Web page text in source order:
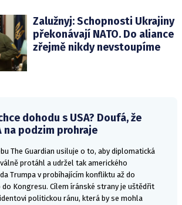
Zalužnyj: Schopnosti Ukrajiny
překonávají NATO. Do aliance
zřejmě nikdy nevstoupíme
dohodu s USA? Doufá, že
na podzim prohraje
The Guardian usiluje o to, aby diplomatická
protáhl a udržel tak amerického
Trumpa v probíhajícím konfliktu až do
Kongresu. Cílem íránské strany je uštědřit
politickou ránu, která by se mohla